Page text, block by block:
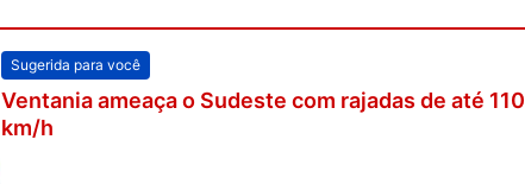
Sugerida para você
Ventania ameaça o Sudeste com rajadas de até 110
km/h